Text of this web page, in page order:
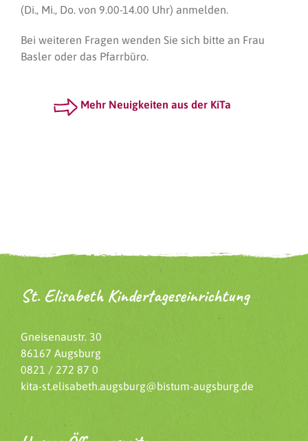
(Di., Mi., Do. von 9.00-14.00 Uhr) anmelden.
Bei weiteren Fragen wenden Sie sich bitte an Frau
Basler oder das Pfarrbüro.
Mehr Neuigkeiten aus der KiTa
St. Elisabeth Kindertageseinrichtung
Gneisenaustr. 30
86167 Augsburg
0821 / 272 87 0
kita-st.elisabeth.augsburg@bistum-augsburg.de